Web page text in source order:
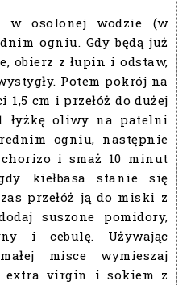
w osolonej wodzie (w
ogniu. Gdy będą już
obierz z łupin i odstaw,
Potem pokrój na
cm i przełóż do dużej
łyżkę oliwy na patelni
ogniu, następnie
i smaż 10 minut
kiełbasa stanie się
przełóż ją do miski z
suszone pomidory,
i cebulę. Używając
misce wymieszaj
extra virgin i sokiem z